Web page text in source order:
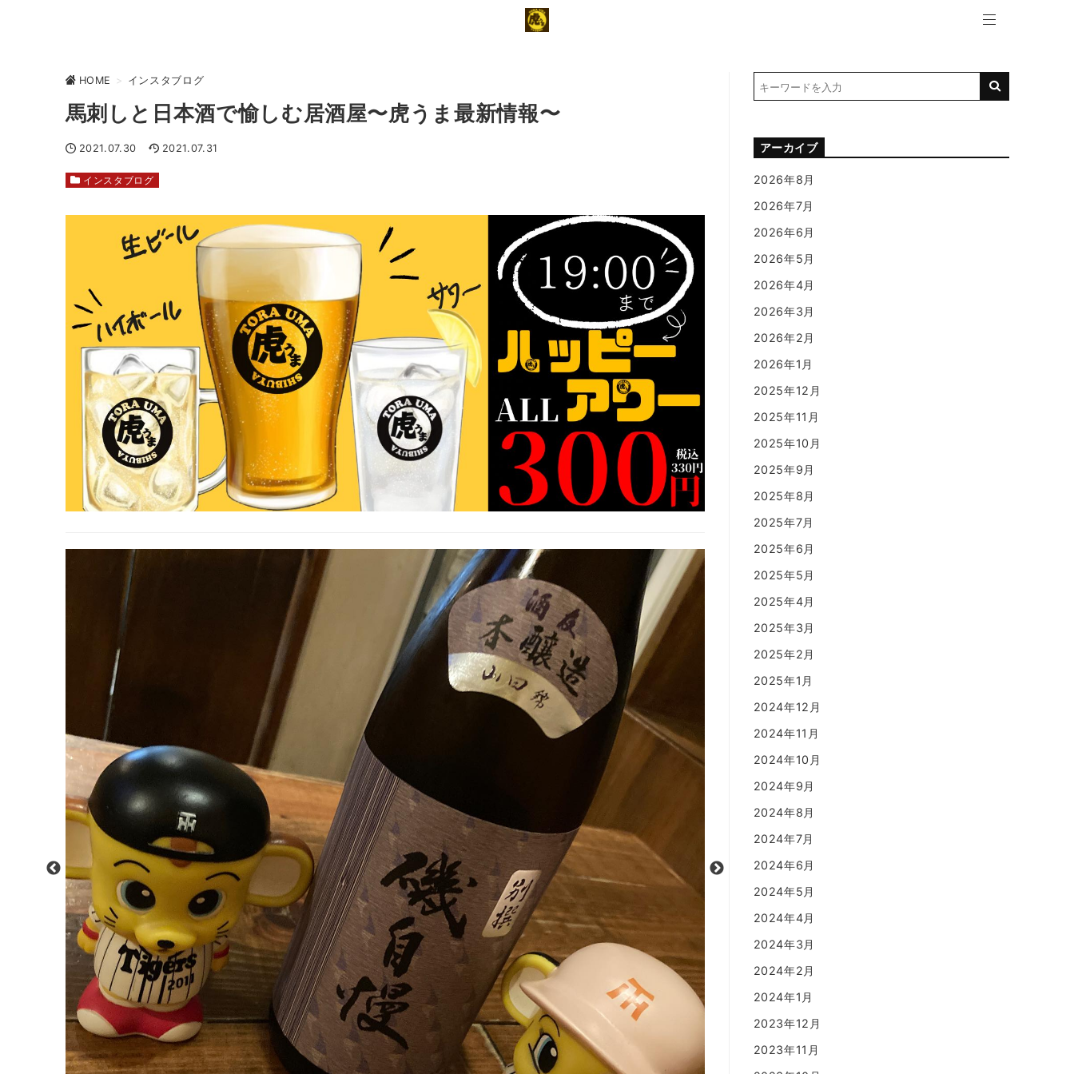
HOME > インスタブログ
馬刺しと日本酒で愉しむ居酒屋〜虎うま最新情報〜
2021.07.30 2021.07.31
インスタブログ
アーカイブ
2026年8月
2026年7月
2026年6月
2026年5月
2026年4月
2026年3月
2026年2月
2026年1月
2025年12月
2025年11月
2025年10月
2025年9月
2025年8月
2025年7月
2025年6月
2025年5月
2025年4月
2025年3月
2025年2月
2025年1月
2024年12月
2024年11月
2024年10月
2024年9月
2024年8月
2024年7月
2024年6月
2024年5月
2024年4月
2024年3月
2024年2月
2024年1月
2023年12月
2023年11月